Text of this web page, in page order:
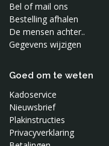
Bel of mail ons
Bestelling afhalen
De mensen achter..
Gegevens wijzigen
Goed om te weten
Kadoservice
Nieuwsbrief
Plakinstructies
Privacyverklaring